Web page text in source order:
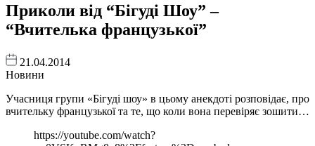
Приколи від “Бігуді Шоу” –
“Вчителька французької”
21.04.2014
Новини
Учасниця групи «Бігуді шоу» в цьому анекдоті розповідає, про
вчительку французької та те, що коли вона перевіряє зошити…
https://youtube.com/watch?